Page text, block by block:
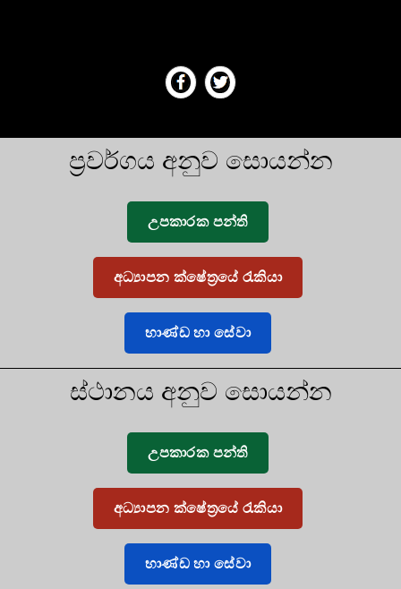
ප්‍රවර්ගය අනුව සොයන්න
උපකාරක පන්ති
අධ්‍යාපන ක්ෂේත්‍රයේ රැකියා
භාණ්ඩ හා සේවා
ස්ථානය අනුව සොයන්න
උපකාරක පන්ති
අධ්‍යාපන ක්ෂේත්‍රයේ රැකියා
භාණ්ඩ හා සේවා